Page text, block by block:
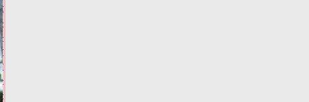
спортсмены
–
наша
гордость,
тренеры
–
наше